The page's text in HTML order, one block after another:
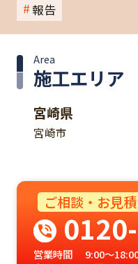
報告
施工エリア
Area
宮崎県
宮崎市
ご相談・お見
営業時間
9:00～